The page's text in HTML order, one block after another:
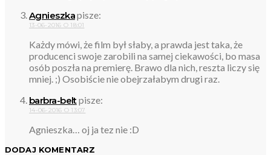
Agnieszkapisze:
13-06-2016 O 18:01
Każdy mówi, że film był słaby, a prawda jest taka, że
producenci swoje zarobili na samej ciekawości, bo masa
osób poszła na premierę. Brawo dla nich, reszta liczy się
mniej. ;) Osobiście nie obejrzałabym drugi raz.
barbra-beltpisze:
14-06-2016 O 13:07
Agnieszka… oj ja tez nie :D
DODAJ KOMENTARZ